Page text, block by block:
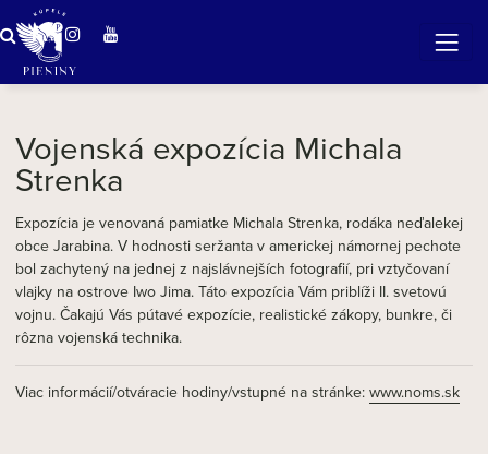
Vojenská expozícia Michala
Strenka
Expozícia je venovaná pamiatke Michala Strenka, rodáka neďalekej
obce Jarabina. V hodnosti seržanta v americkej námornej pechote
bol zachytený na jednej z najslávnejších fotografií, pri vztyčovaní
vlajky na ostrove Iwo Jima. Táto expozícia Vám priblíži II. svetovú
vojnu. Čakajú Vás pútavé expozície, realistické zákopy, bunkre, či
rôzna vojenská technika.
Viac informácií/otváracie hodiny/vstupné na stránke: www.noms.sk